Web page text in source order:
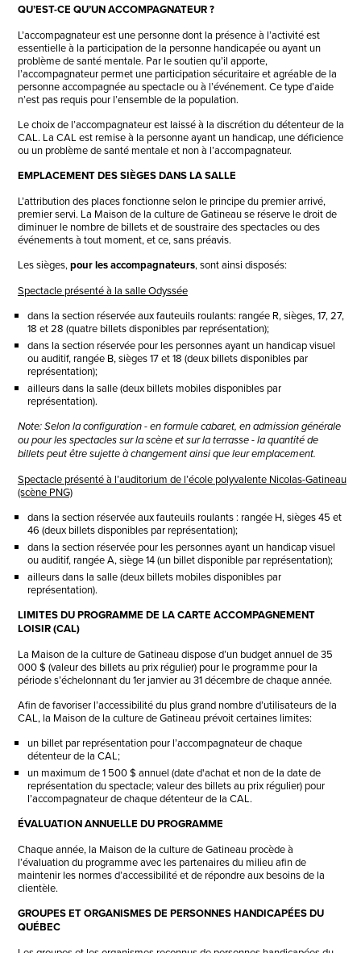
QU’EST-CE QU’UN ACCOMPAGNATEUR ?
L’accompagnateur est une personne dont la présence à l’activité est
essentielle à la participation de la personne handicapée ou ayant un
problème de santé mentale. Par le soutien qu’il apporte,
l’accompagnateur permet une participation sécuritaire et agréable de la
personne accompagnée au spectacle ou à l’événement. Ce type d’aide
n’est pas requis pour l’ensemble de la population.
Le choix de l’accompagnateur est laissé à la discrétion du détenteur de la
CAL. La CAL est remise à la personne ayant un handicap, une déficience
ou un problème de santé mentale et non à l’accompagnateur.
EMPLACEMENT DES SIÈGES DANS LA SALLE
L’attribution des places fonctionne selon le principe du premier arrivé,
premier servi. La Maison de la culture de Gatineau se réserve le droit de
diminuer le nombre de billets et de soustraire des spectacles ou des
événements à tout moment, et ce, sans préavis.
Les sièges,pour les accompagnateurs, sont ainsi disposés:
Spectacle présenté à la salle Odyssée
dans la section réservée aux fauteuils roulants: rangée R, sièges, 17, 27,
18 et 28 (quatre billets disponibles par représentation);
dans la section réservée pour les personnes ayant un handicap visuel
ou auditif, rangée B, sièges 17 et 18 (deux billets disponibles par
représentation);
ailleurs dans la salle (deux billets mobiles disponibles par
représentation).
Note: Selon la configuration - en formule cabaret, en admission générale
ou pour les spectacles sur la scène et sur la terrasse - la quantité de
billets peut être sujette à changement ainsi que leur emplacement.
Spectacle présenté à l’auditorium de l’école polyvalente Nicolas-Gatineau
(scène PNG)
dans la section réservée aux fauteuils roulants : rangée H, sièges 45 et
46 (deux billets disponibles par représentation);
dans la section réservée pour les personnes ayant un handicap visuel
ou auditif, rangée A, siège 14 (un billet disponible par représentation);
ailleurs dans la salle (deux billets mobiles disponibles par
représentation).
LIMITES DU PROGRAMME DE LA CARTE ACCOMPAGNEMENT
LOISIR (CAL)
La Maison de la culture de Gatineau dispose d’un budget annuel de 35
000 $ (valeur des billets au prix régulier) pour le programme pour la
période s’échelonnant du 1er janvier au 31 décembre de chaque année.
Afin de favoriser l’accessibilité du plus grand nombre d’utilisateurs de la
CAL, la Maison de la culture de Gatineau prévoit certaines limites:
un billet par représentation pour l’accompagnateur de chaque
détenteur de la CAL;
un maximum de 1 500 $ annuel (date d'achat et non de la date de
représentation du spectacle; valeur des billets au prix régulier) pour
l’accompagnateur de chaque détenteur de la CAL.
ÉVALUATION ANNUELLE DU PROGRAMME
Chaque année, la Maison de la culture de Gatineau procède à
l’évaluation du programme avec les partenaires du milieu afin de
maintenir les normes d’accessibilité et de répondre aux besoins de la
clientèle.
GROUPES ET ORGANISMES DE PERSONNES HANDICAPÉES DU
QUÉBEC